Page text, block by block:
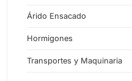
Árido Ensacado
Hormigones
Transportes y Maquinaria